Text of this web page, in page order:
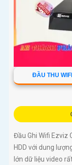
ĐẦU THU
Đầu Ghi Wifi Ezviz
HDD với dung
lớn dữ liệu video